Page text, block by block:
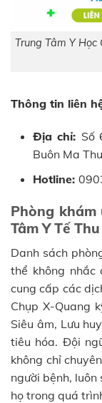
Trung Tâm Y
Thông tin liên
Địa chỉ: Số
Buôn Ma
Hotline:
Phòng
Tâm Y Tế
Danh sách
thể không nhắc
cung cấp các
Chụp X-Quang
Siêu âm, Lưu
tiêu hóa. Đội
không chỉ
người bệnh,
họ trong quá